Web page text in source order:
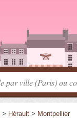
> Hérault > Montpellier